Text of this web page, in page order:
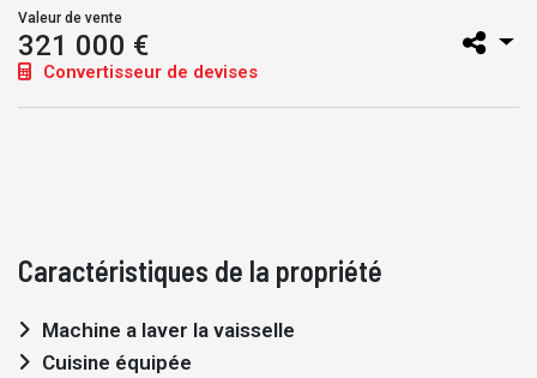
Valeur de vente
321 000 €
Convertisseur de devises
Caractéristiques de la propriété
Machine a laver la vaisselle
Cuisine équipée